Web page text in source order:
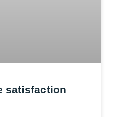
satisfaction